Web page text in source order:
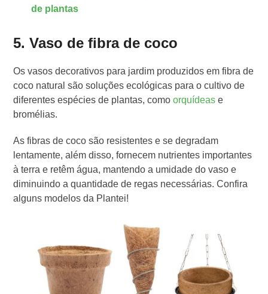
de plantas
5. Vaso de fibra de coco
Os vasos decorativos para jardim produzidos em fibra de
coco natural são soluções ecológicas para o cultivo de
diferentes espécies de plantas, comoorquídeas e
bromélias.
As fibras de coco são resistentes e se degradam
lentamente, além disso, fornecem nutrientes importantes
à terra e retêm água, mantendo a umidade do vaso e
diminuindo a quantidade de regas necessárias. Confira
alguns modelos da Plantei!